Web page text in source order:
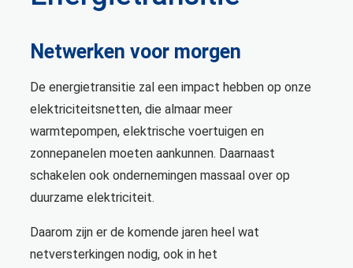
Netwerken voor morgen
De energietransitie zal een impact hebben op onze
elektriciteitsnetten, die almaar meer
warmtepompen, elektrische voertuigen en
zonnepanelen moeten aankunnen. Daarnaast
schakelen ook ondernemingen massaal over op
duurzame elektriciteit.
Daarom zijn er de komende jaren heel wat
netversterkingen nodig, ook in het